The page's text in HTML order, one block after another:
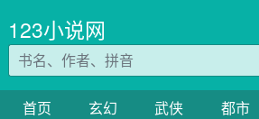
123小说网
首页 玄幻 武侠 都市